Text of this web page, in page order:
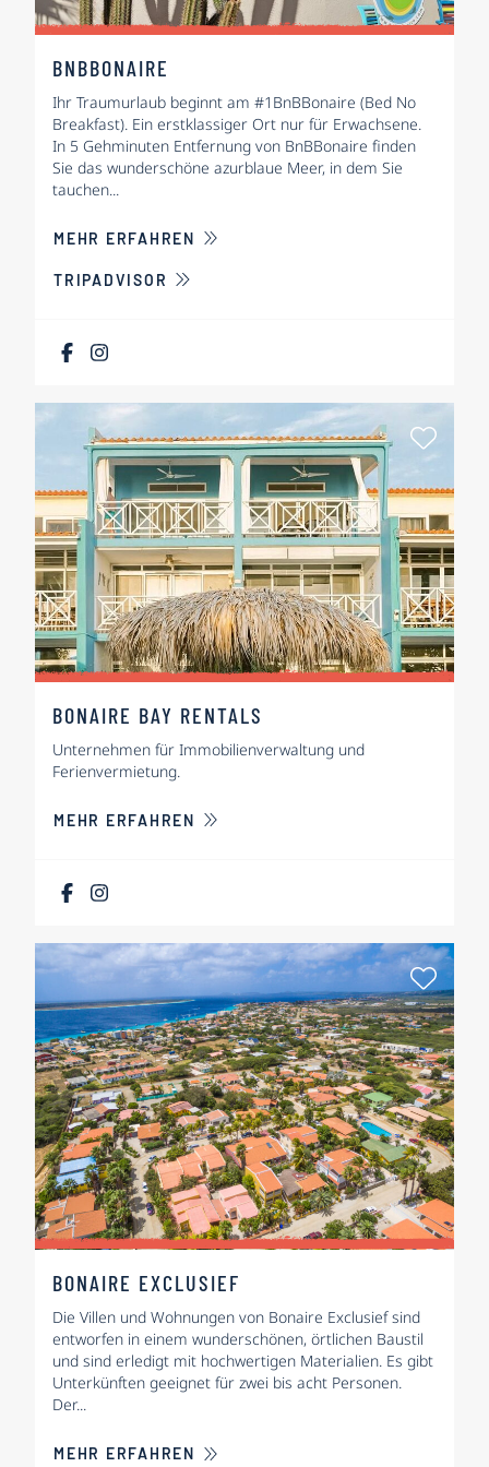
BNBBONAIRE
Ihr Traumurlaub beginnt am #1BnBBonaire (Bed No
Breakfast). Ein erstklassiger Ort nur für Erwachsene.
In 5 Gehminuten Entfernung von BnBBonaire finden
Sie das wunderschöne azurblaue Meer, in dem Sie
tauchen...
MEHR ERFAHREN ÜBER BNBBONAIRE
TRIPADVISOR
Als
BONAIRE BAY RENTALS
Unternehmen für Immobilienverwaltung und
Ferienvermietung.
MEHR ERFAHREN ÜBER BONAIRE BAY RENTALS
Als
BONAIRE EXCLUSIEF
Die Villen und Wohnungen von Bonaire Exclusief sind
entworfen in einem wunderschönen, örtlichen Baustil
und sind erledigt mit hochwertigen Materialien. Es gibt
Unterkünften geeignet für zwei bis acht Personen.
Der...
MEHR ERFAHREN ÜBER BONAIRE EXCLUSIEF